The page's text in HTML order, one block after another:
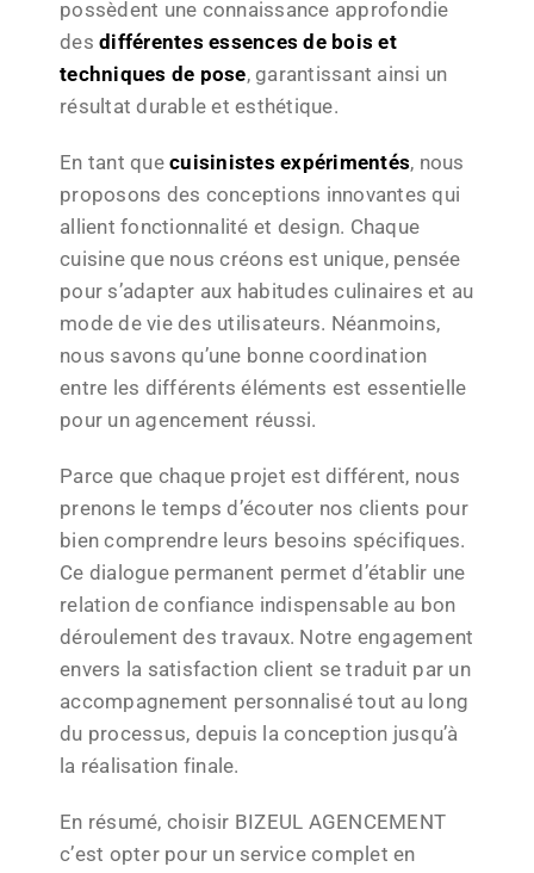
possèdent une connaissance approfondie
desdifférentes essences de bois et
techniques de pose, garantissant ainsi un
résultat durable et esthétique.
En tant quecuisinistes expérimentés, nous
proposons des conceptions innovantes qui
allient fonctionnalité et design. Chaque
cuisine que nous créons est unique, pensée
pour s’adapter aux habitudes culinaires et au
mode de vie des utilisateurs. Néanmoins,
nous savons qu’une bonne coordination
entre les différents éléments est essentielle
pour un agencement réussi.
Parce que chaque projet est différent, nous
prenons le temps d’écouter nos clients pour
bien comprendre leurs besoins spécifiques.
Ce dialogue permanent permet d’établir une
relation de confiance indispensable au bon
déroulement des travaux. Notre engagement
envers la satisfaction client se traduit par un
accompagnement personnalisé tout au long
du processus, depuis la conception jusqu’à
la réalisation finale.
En résumé, choisir BIZEUL AGENCEMENT
c’est opter pour un service complet en